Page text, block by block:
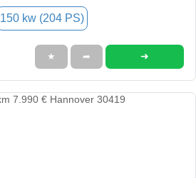
150 kw (204 PS)
★ ➦ ➜